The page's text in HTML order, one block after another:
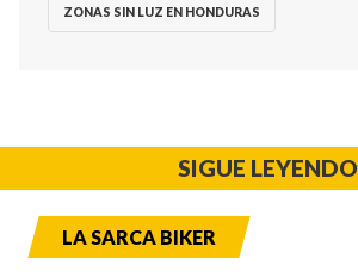
ZONAS SIN LUZ EN HONDURAS
SIGUE LEYENDO
LA SARCA BIKER